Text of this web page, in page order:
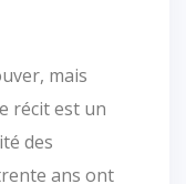
mais
récit est un
des
ans ont